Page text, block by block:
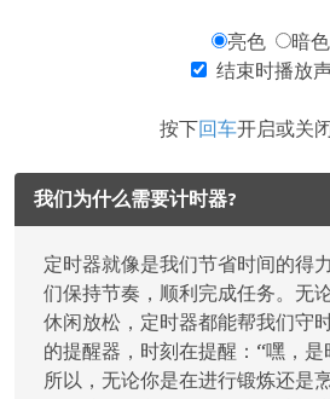
亮色
暗色
结束时播放
按下 回车开启或关
我们为什么需要计时器?
定时器就像是我们节省时间的得
们保持节奏，顺利完成任务。无
休闲放松，定时器都能帮我们守
的提醒器，时刻在提醒：“嘿，
所以，无论你是在进行锻炼还是